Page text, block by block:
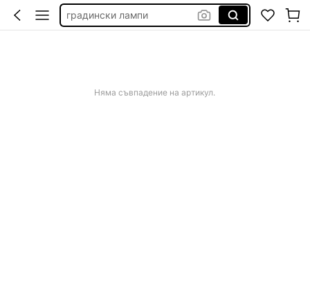
Няма съвпадение на артикул.